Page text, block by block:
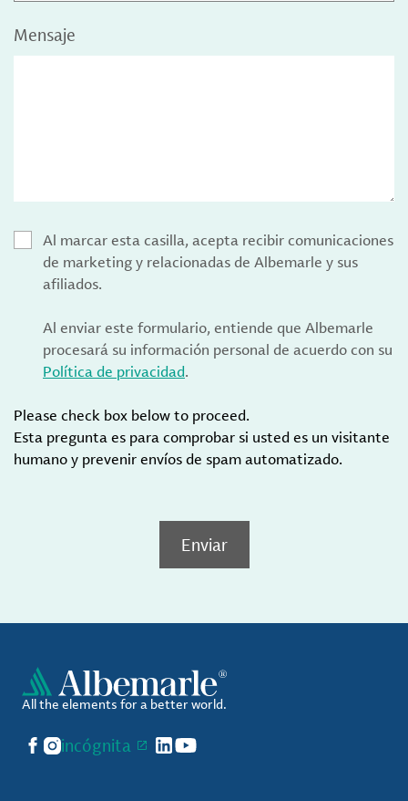
Mensaje
Al marcar esta casilla, acepta recibir comunicaciones
de marketing y relacionadas de Albemarle y sus
afiliados.
Al enviar este formulario, entiende que Albemarle
procesará su información personal de acuerdo con su
Política de privacidad.
Please check box below to proceed.
Esta pregunta es para comprobar si usted es un visitante
humano y prevenir envíos de spam automatizado.
Enviar
All the elements for a better world.
Facebook
Instagram
incógnita LinkedIn
YouTube